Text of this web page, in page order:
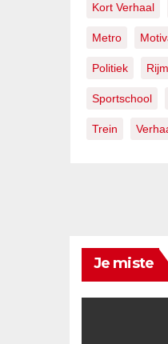
Kort Verhaal
Metro
Politiek
Sportschool
Trein
Je miste